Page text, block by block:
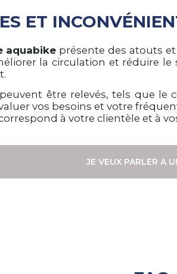
ET
aquabike présente des atouts
la circulation et réduire
être relevés, tels que
vos besoins et votre
à votre clientèle et à
JE VEUX PARLER A